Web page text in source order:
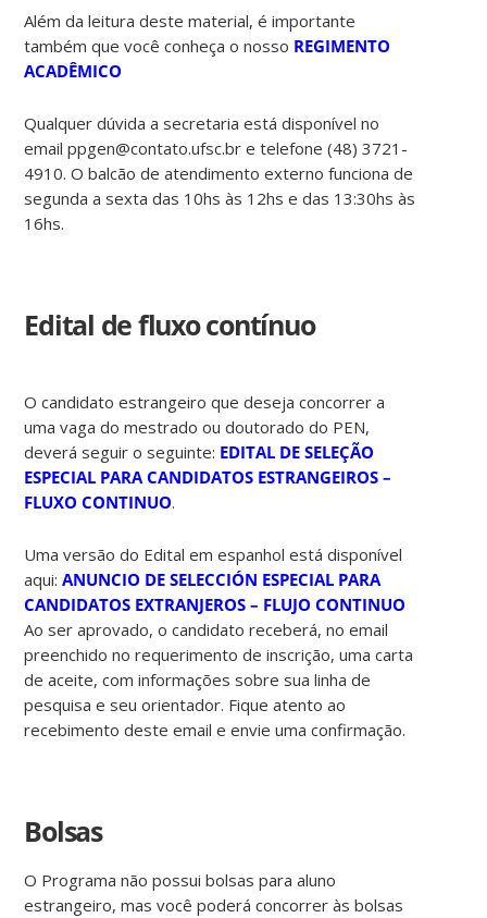
Além da leitura deste material, é importante
também que você conheça o nosso REGIMENTO
ACADÊMICO
Qualquer dúvida a secretaria está disponível no
email ppgen@contato.ufsc.br e telefone (48) 3721-
4910. O balcão de atendimento externo funciona de
segunda a sexta das 10hs às 12hs e das 13:30hs às
16hs.
Edital de fluxo contínuo
O candidato estrangeiro que deseja concorrer a
uma vaga do mestrado ou doutorado do PEN,
deverá seguir o seguinte: EDITAL DE SELEÇÃO
ESPECIAL PARA CANDIDATOS ESTRANGEIROS –
FLUXO CONTINUO.
Uma versão do Edital em espanhol está disponível
aqui:ANUNCIO DE SELECCIÓN ESPECIAL PARA
CANDIDATOS EXTRANJEROS – FLUJO CONTINUO
Ao ser aprovado, o candidato receberá, no email
preenchido no requerimento de inscrição, uma carta
de aceite, com informações sobre sua linha de
pesquisa e seu orientador. Fique atento ao
recebimento deste email e envie uma confirmação.
Bolsas
O Programa não possui bolsas para aluno
estrangeiro, mas você poderá concorrer às bolsas